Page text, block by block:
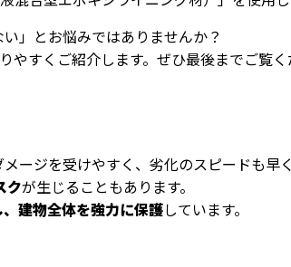
」とお悩みではありませんか？
やすくご紹介します。ぜひ最後までご覧く
ージを受けやすく、劣化のスピードも早
クが生じることもあります。
建物全体を強力に保護しています。